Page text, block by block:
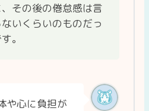
その後の倦怠感は言
いくらいのものだっ
。
や心に負担が